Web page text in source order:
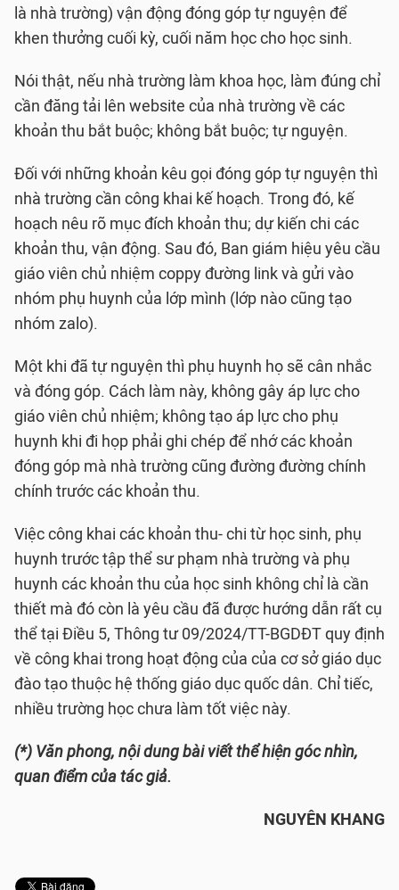
là nhà trường) vận động đóng góp tự nguyện để
khen thưởng cuối kỳ, cuối năm học cho học sinh.
Nói thật, nếu nhà trường làm khoa học, làm đúng chỉ
cần đăng tải lên website của nhà trường về các
khoản thu bắt buộc; không bắt buộc; tự nguyện.
Đối với những khoản kêu gọi đóng góp tự nguyện thì
nhà trường cần công khai kế hoạch. Trong đó, kế
hoạch nêu rõ mục đích khoản thu; dự kiến chi các
khoản thu, vận động. Sau đó, Ban giám hiệu yêu cầu
giáo viên chủ nhiệm coppy đường link và gửi vào
nhóm phụ huynh của lớp mình (lớp nào cũng tạo
nhóm zalo).
Một khi đã tự nguyện thì phụ huynh họ sẽ cân nhắc
và đóng góp. Cách làm này, không gây áp lực cho
giáo viên chủ nhiệm; không tạo áp lực cho phụ
huynh khi đi họp phải ghi chép để nhớ các khoản
đóng góp mà nhà trường cũng đường đường chính
chính trước các khoản thu.
Việc công khai các khoản thu- chi từ học sinh, phụ
huynh trước tập thể sư phạm nhà trường và phụ
huynh các khoản thu của học sinh không chỉ là cần
thiết mà đó còn là yêu cầu đã được hướng dẫn rất cụ
thể tại Điều 5, Thông tư 09/2024/TT-BGDĐT quy định
về công khai trong hoạt động của của cơ sở giáo dục
đào tạo thuộc hệ thống giáo dục quốc dân. Chỉ tiếc,
nhiều trường học chưa làm tốt việc này.
(*) Văn phong, nội dung bài viết thể hiện góc nhìn,
quan điểm của tác giả.
NGUYÊN KHANG